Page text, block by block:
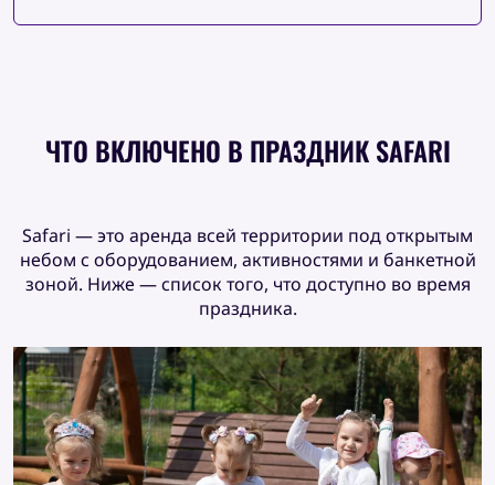
ЧТО ВКЛЮЧЕНО В ПРАЗДНИК SAFARI
Safari — это аренда всей территории под открытым
небом с оборудованием, активностями и банкетной
зоной. Ниже — список того, что доступно во время
праздника.